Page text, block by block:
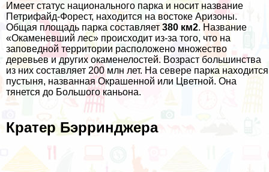
Имеет статус национального парка и носит название
Петрифайд-Форест, находится на востоке Аризоны.
Общая площадь парка составляет 380 км2. Название
«Окаменевший лес» происходит из-за того, что на
заповедной территории расположено множество
деревьев и других окаменелостей. Возраст большинства
из них составляет 200 млн лет. На севере парка находится
пустыня, названная Окрашенной или Цветной. Она
тянется до Большого каньона.
Кратер Бэрринджера